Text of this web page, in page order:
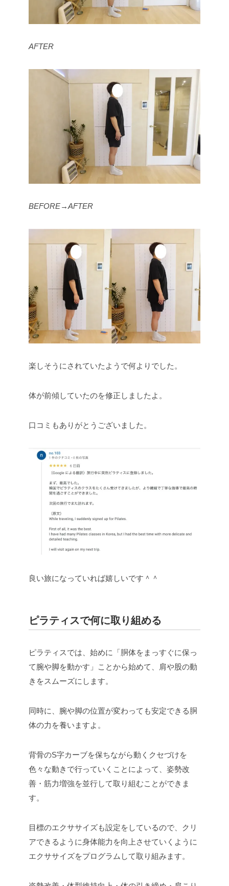
AFTER
BEFORE→AFTER
楽しそうにされていたようで何よりでした。
体が前傾していたのを修正しましたよ。
口コミもありがとうございました。
良い旅になっていれば嬉しいです＾＾
ピラティスで何に取り組める
ピラティスでは、始めに「胴体をまっすぐに保っ
て腕や脚を動かす」ことから始めて、肩や股の動
きをスムーズにします。
同時に、腕や脚の位置が変わっても安定できる胴
体の力を養いますよ。
背骨のS字カーブを保ちながら動くクセづけを
色々な動きで行っていくことによって、姿勢改
善・筋力増強を並行して取り組むことができま
す。
目標のエクササイズも設定をしているので、クリ
アできるように身体能力を向上させていくように
エクササイズをプログラムして取り組みます。